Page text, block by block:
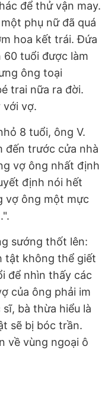
để thử vận may.
phụ nữ đã quá
hoa kết trái. Đứa
60 tuổi được làm
ông toại
trai nữa ra đời.
với vợ.
8 tuổi, ông V.
đến trước cửa nhà
vợ ông nhất định
định nói hết
vợ ông một mực
sướng thốt lên:
tật không thể giết
để nhìn thấy các
của ông phải im
bà thừa hiểu là
sẽ bị bóc trần.
về vùng ngoại ô